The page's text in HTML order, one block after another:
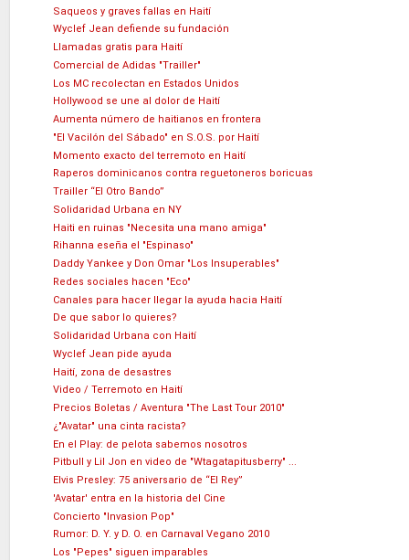
Saqueos y graves fallas en Haití
Wyclef Jean defiende su fundación
Llamadas gratis para Haití
Comercial de Adidas "Trailler"
Los MC recolectan en Estados Unidos
Hollywood se une al dolor de Haití
Aumenta número de haitianos en frontera
"El Vacilón del Sábado" en S.O.S. por Haití
Momento exacto del terremoto en Haití
Raperos dominicanos contra reguetoneros boricuas
Trailler “El Otro Bando”
Solidaridad Urbana en NY
Haiti en ruinas "Necesita una mano amiga"
Rihanna eseña el "Espinaso"
Daddy Yankee y Don Omar "Los Insuperables"
Redes sociales hacen "Eco"
Canales para hacer llegar la ayuda hacia Haití
De que sabor lo quieres?
Solidaridad Urbana con Haití
Wyclef Jean pide ayuda
Haití, zona de desastres
Video / Terremoto en Haití
Precios Boletas / Aventura "The Last Tour 2010"
¿"Avatar" una cinta racista?
En el Play: de pelota sabemos nosotros
Pitbull y Lil Jon en video de "Wtagatapitusberry" ...
Elvis Presley: 75 aniversario de “El Rey”
'Avatar' entra en la historia del Cine
Concierto "Invasion Pop"
Rumor: D. Y. y D. O. en Carnaval Vegano 2010
Los "Pepes" siguen imparables